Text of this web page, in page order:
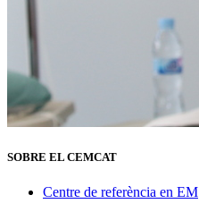
SOBRE EL CEMCAT
Centre de referència en EM